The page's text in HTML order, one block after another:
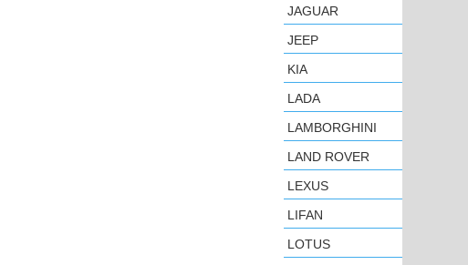
JAGUAR
JEEP
KIA
LADA
LAMBORGHINI
LAND ROVER
LEXUS
LIFAN
LOTUS